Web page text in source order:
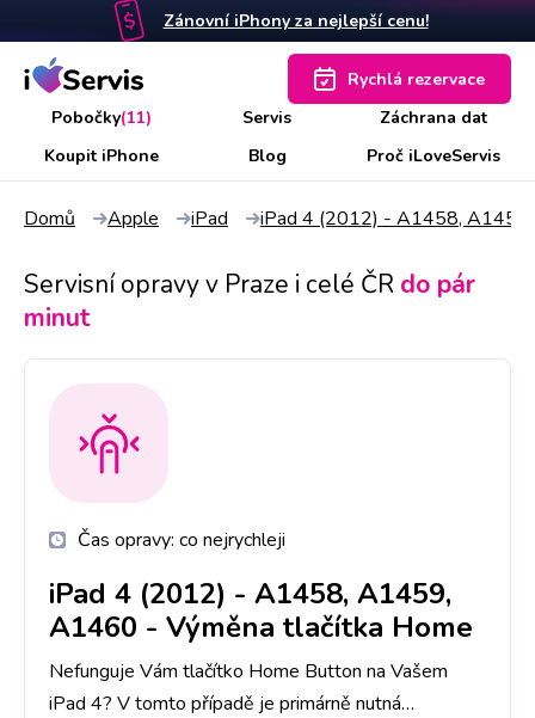
Zánovní iPhony za nejlepší cenu!
Pobočky(11) Servis
Záchrana dat
Koupit iPhone
Blog Proč iLoveServis
Rychlá rezervace
Domů Apple iPad iPad 4 (2012) - A1458,
Servisní opravy v Praze i celé ČR do pár
minut
Čas opravy: co nejrychleji
iPad 4 (2012) - A1458, A1459,
A1460 - Výměna tlačítka Home
Nefunguje Vám tlačítko Home Button na Vašem
iPad 4? V tomto případě je primárně nutná